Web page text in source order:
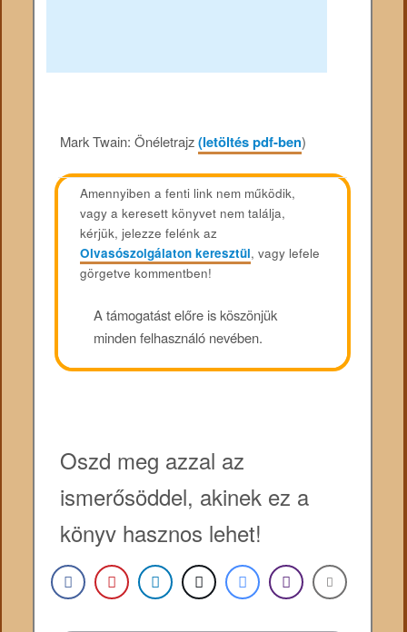
Mark Twain: Önéletrajz(letöltés pdf-ben)
Amennyiben a fenti link nem működik,
vagy a keresett könyvet nem találja,
kérjük, jelezze felénk az
Olvasószolgálaton keresztül, vagy lefele
görgetve kommentben!
A támogatást előre is köszönjük
minden felhasználó nevében.
Oszd meg azzal az
ismerősöddel, akinek ez a
könyv hasznos lehet!